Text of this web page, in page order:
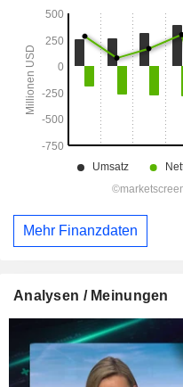
Mehr Finanzdaten
Analysen / Meinungen